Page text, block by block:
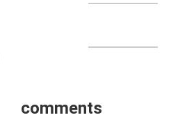
comments